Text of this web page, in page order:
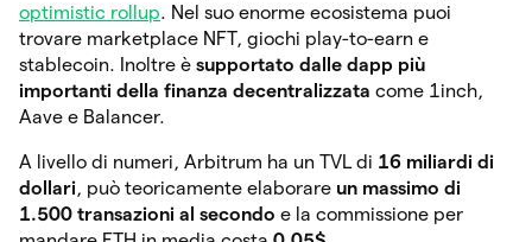
optimistic rollup. Nel suo enorme ecosistema puoi
trovare marketplace NFT, giochi play-to-earn e
stablecoin. Inoltre è supportato dalle dapp più
importanti della finanza decentralizzata come 1inch,
Aave e Balancer.
A livello di numeri, Arbitrum ha un TVL di 16 miliardi di
dollari, può teoricamente elaborare un massimo di
1.500 transazioni al secondo e la commissione per